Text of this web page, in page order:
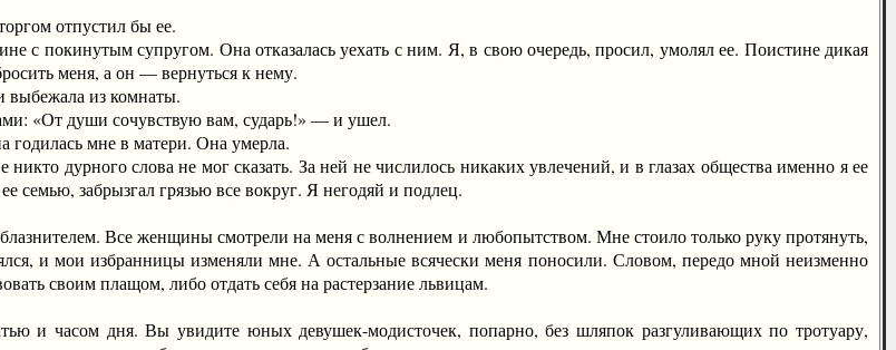
отпустил бы ее.
с покинутым супругом. Она отказалась уехать с ним. Я, в свою очередь, просил, умолял ее. Поистине дикая
меня, а он — вернуться к нему.
из комнаты.
«От души сочувствую вам, сударь!» — и ушел.
мне в матери. Она умерла.
дурного слова не мог сказать. За ней не числилось никаких увлечений, и в глазах общества именно я ее
семью, забрызгал грязью все вокруг. Я негодяй и подлец.
Все женщины смотрели на меня с волнением и любопытством. Мне стоило только руку протянуть,
и мои избранницы изменяли мне. А остальные всячески меня поносили. Словом, передо мной неизменно
своим плащом, либо отдать себя на растерзание львицам.
часом дня. Вы увидите юных девушек-модисточек, попарно, без шляпок разгуливающих по тротуару,